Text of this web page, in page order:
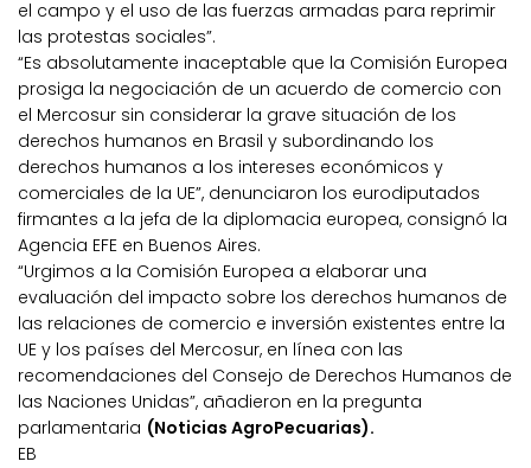
el campo y el uso de las fuerzas armadas para reprimir
las protestas sociales”.
“Es absolutamente inaceptable que la Comisión Europea
prosiga la negociación de un acuerdo de comercio con
el Mercosur sin considerar la grave situación de los
derechos humanos en Brasil y subordinando los
derechos humanos a los intereses económicos y
comerciales de la UE”, denunciaron los eurodiputados
firmantes a la jefa de la diplomacia europea, consignó la
Agencia EFE en Buenos Aires.
“Urgimos a la Comisión Europea a elaborar una
evaluación del impacto sobre los derechos humanos de
las relaciones de comercio e inversión existentes entre la
UE y los países del Mercosur, en línea con las
recomendaciones del Consejo de Derechos Humanos de
las Naciones Unidas”, añadieron en la pregunta
parlamentaria (Noticias AgroPecuarias).
EB